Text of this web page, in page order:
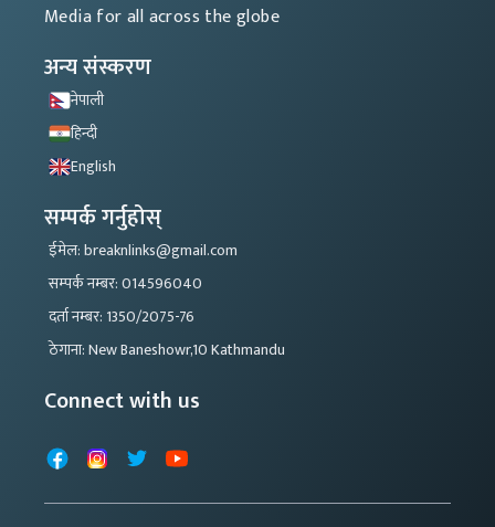
Media for all across the globe
अन्य संस्करण
नेपाली
हिन्दी
English
सम्पर्क गर्नुहोस्
ईमेल: breaknlinks@gmail.com
सम्पर्क नम्बर: 014596040
दर्ता नम्बर: 1350/2075-76
ठेगाना: New Baneshowr,10 Kathmandu
Connect with us
FacebookInstagram
X YouTube